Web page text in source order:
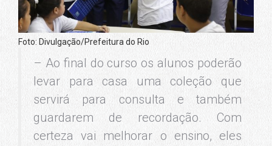
Foto: Divulgação/Prefeitura do Rio
– Ao final do curso os alunos poderão
levar para casa uma coleção que
servirá para consulta e também
guardarem de recordação. Com
certeza vai melhorar o ensino, eles